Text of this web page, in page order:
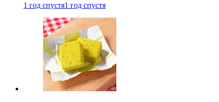
1 год спустя1 год спустя